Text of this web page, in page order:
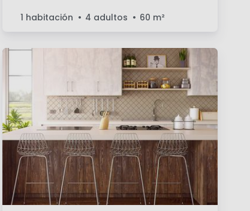
1 habitación 4 adultos 60 m²